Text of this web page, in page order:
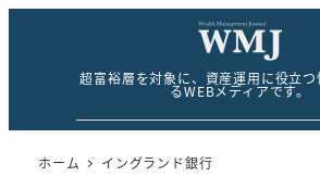
超富裕層を対象に、資産運用に役立
るWEBメディアです。
ホーム イングランド銀行